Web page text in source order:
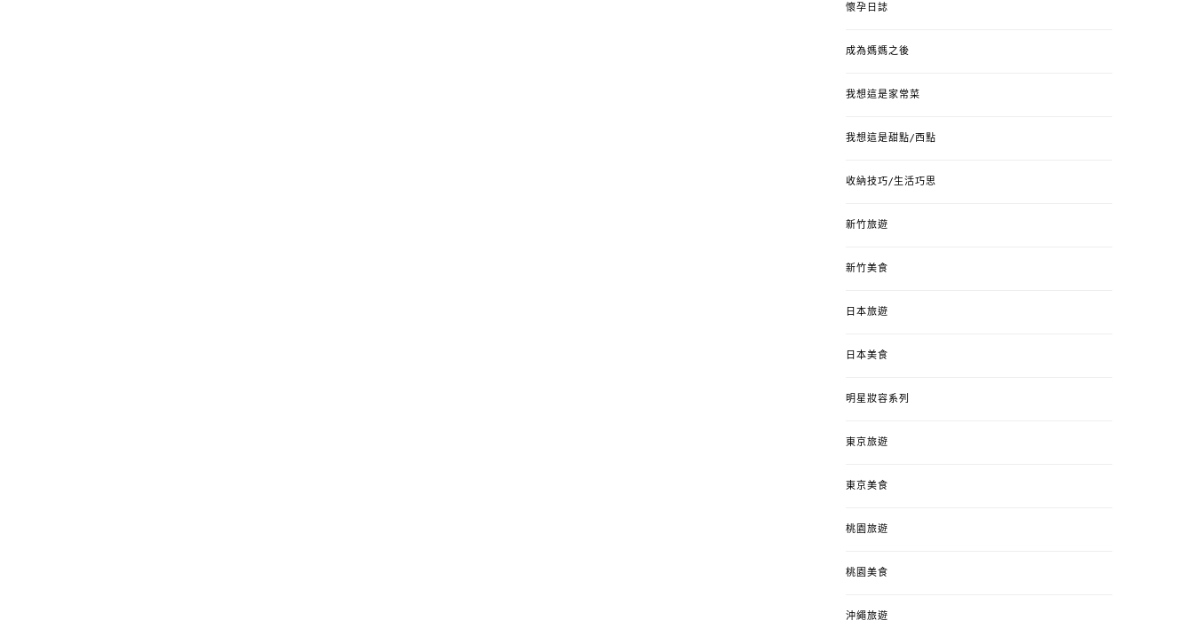
懷孕日誌
成為媽媽之後
我想這是家常菜
我想這是甜點/西點
收納技巧/生活巧思
新竹旅遊
新竹美食
日本旅遊
日本美食
明星妝容系列
東京旅遊
東京美食
桃園旅遊
桃園美食
沖繩旅遊